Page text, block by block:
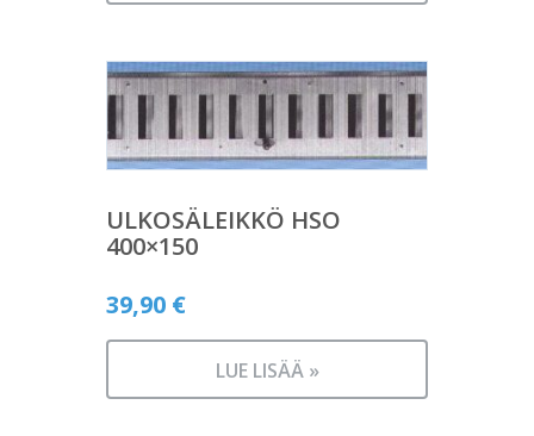
ULKOSÄLEIKKÖ HSO
400×150
39,90 €
LUE LISÄÄ »